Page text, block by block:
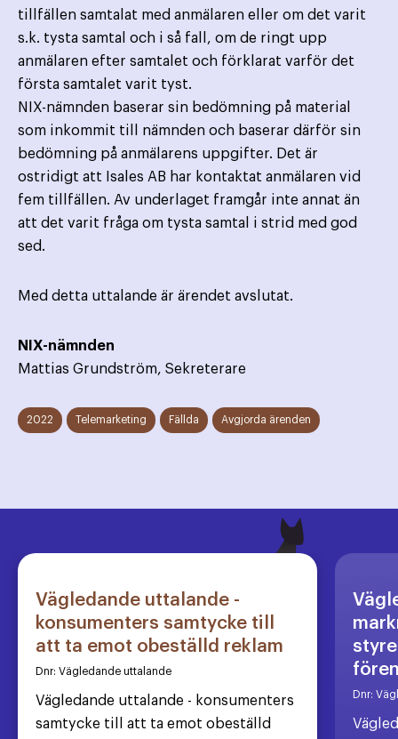
tillfällen samtalat med anmälaren eller om det varit
s.k. tysta samtal och i så fall, om de ringt upp
anmälaren efter samtalet och förklarat varför det
första samtalet varit tyst.
NIX-nämnden baserar sin bedömning på material
som inkommit till nämnden och baserar därför sin
bedömning på anmälarens uppgifter. Det är
ostridigt att Isales AB har kontaktat anmälaren vid
fem tillfällen. Av underlaget framgår inte annat än
att det varit fråga om tysta samtal i strid med god
sed.
Med detta uttalande är ärendet avslutat.
NIX-nämnden
Mattias Grundström, Sekreterare
2022 Telemarketing Fällda Avgjorda ärenden
Vägledande uttalande -
konsumenters samtycke till
att ta emot obeställd reklam
Dnr: Vägledande uttalande
Vägledande uttalande - konsumenters
samtycke till att ta emot obeställd
Dnr: